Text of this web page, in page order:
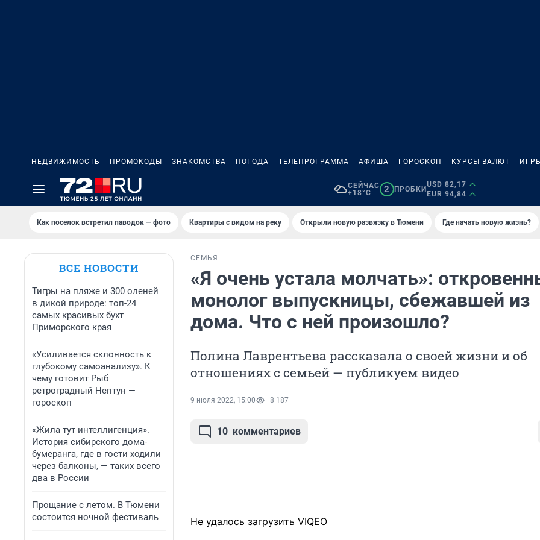
НЕДВИЖИМОСТЬ ПРОМОКОДЫ ЗНАКОМСТВА ПОГОДА ТЕЛЕПРОГРАММА АФИША ГОРОСКОП КУРСЫ ВАЛЮТ
СЕЙЧАС
+18°C
2 ПРОБКИ
USD 82,17
EUR 94,84
Как поселок встретил паводок — фото Квартиры с видом на реку Открыли новую развязку в Тюмени Где начать новую жизнь?
ВСЕ НОВОСТИ
Тигры на пляже и 300 оленей
в дикой природе: топ-24
самых красивых бухт
Приморского края
«Усиливается склонность к
глубокому самоанализу». К
чему готовит Рыб
ретроградный Нептун —
гороскоп
«Жила тут интеллигенция».
История сибирского дома-
бумеранга, где в гости ходили
через балконы, — таких всего
два в России
Прощание с летом. В Тюмени
состоится ночной фестиваль
СЕМЬЯ
«Я очень устала молчать»:
монолог выпускницы, сбежавшей из
дома. Что с ней произошло?
Полина Лаврентьева рассказала о своей жизни и об
отношениях с семьей — публикуем видео
9 июля 2022, 15:00 8 187
10 комментариев
Не удалось загрузить VIQEO